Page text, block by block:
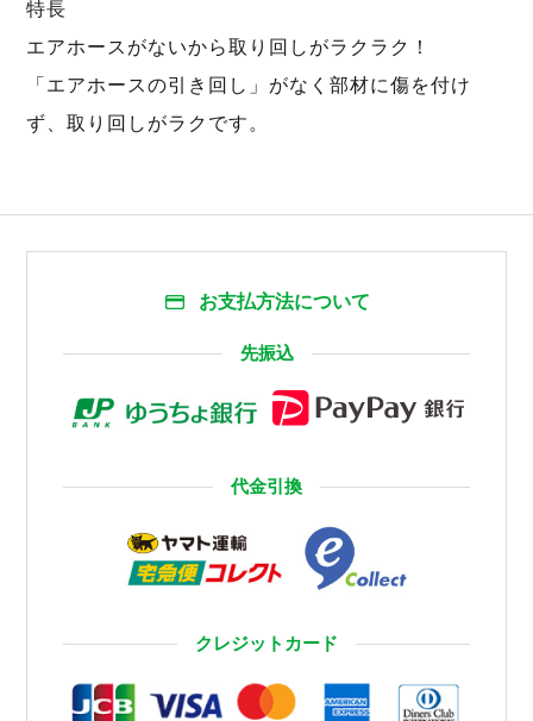
特長
エアホースがないから取り回しがラクラク！
「エアホースの引き回し」がなく部材に傷を付け
ず、取り回しがラクです。
お支払方法について
先振込
代金引換
クレジットカード